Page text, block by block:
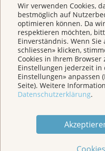
Wir verwenden Cookies,
bestmöglich auf
optimieren können. Da
respektieren möchten,
Einverständnis. Wenn Sie
schliessen» klicken,
Cookies in Ihrem Browser
Einstellungen jederzeit in
Einstellungen» anpassen
Seite). Weitere
Datenschutzerklärung.
Für